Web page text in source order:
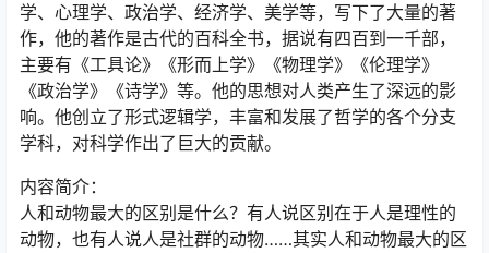
学、心理学、政治学、经济学、美学等，写下了大量的著
作，他的著作是古代的百科全书，据说有四百到一千部，
主要有《工具论》《形而上学》《物理学》《伦理学》
《政治学》《诗学》等。他的思想对人类产生了深远的影
响。他创立了形式逻辑学，丰富和发展了哲学的各个分支
学科，对科学作出了巨大的贡献。
内容简介：
人和动物最大的区别是什么？有人说区别在于人是理性的
动物，也有人说人是社群的动物……其实人和动物最大的区